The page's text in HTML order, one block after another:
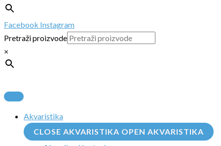
Facebook Instagram
Pretraži proizvode
×
Akvaristika
CLOSE AKVARISTIKA OPEN AKVARISTIKA